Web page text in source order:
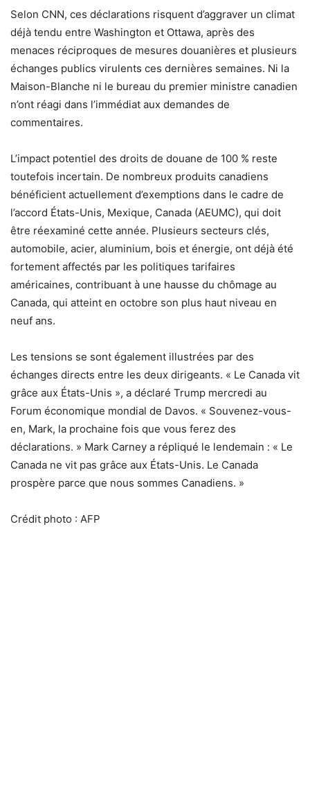
Selon CNN, ces déclarations risquent d’aggraver un climat
déjà tendu entre Washington et Ottawa, après des
menaces réciproques de mesures douanières et plusieurs
échanges publics virulents ces dernières semaines. Ni la
Maison-Blanche ni le bureau du premier ministre canadien
n’ont réagi dans l’immédiat aux demandes de
commentaires.
L’impact potentiel des droits de douane de 100 % reste
toutefois incertain. De nombreux produits canadiens
bénéficient actuellement d’exemptions dans le cadre de
l’accord États-Unis, Mexique, Canada (AEUMC), qui doit
être réexaminé cette année. Plusieurs secteurs clés,
automobile, acier, aluminium, bois et énergie, ont déjà été
fortement affectés par les politiques tarifaires
américaines, contribuant à une hausse du chômage au
Canada, qui atteint en octobre son plus haut niveau en
neuf ans.
Les tensions se sont également illustrées par des
échanges directs entre les deux dirigeants. « Le Canada vit
grâce aux États-Unis », a déclaré Trump mercredi au
Forum économique mondial de Davos. « Souvenez-vous-
en, Mark, la prochaine fois que vous ferez des
déclarations. » Mark Carney a répliqué le lendemain : « Le
Canada ne vit pas grâce aux États-Unis. Le Canada
prospère parce que nous sommes Canadiens. »
Crédit photo : AFP